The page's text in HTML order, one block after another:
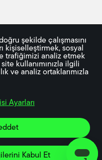
şekilde çalışmasını
kişiselleştirmek, sosyal
trafiğimizi analiz etmek
kullanımınızla ilgili
ve analiz ortaklarımızla
Ayarları
Kabul Et